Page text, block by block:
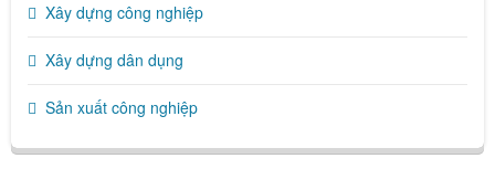
Xây dựng công nghiệp
Xây dựng dân dụng
Sản xuất công nghiệp